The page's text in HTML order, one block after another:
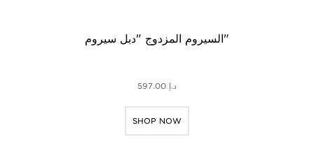
السيروم المزدوج "دبل سيروم"
د.إ 597.00
SHOP NOW